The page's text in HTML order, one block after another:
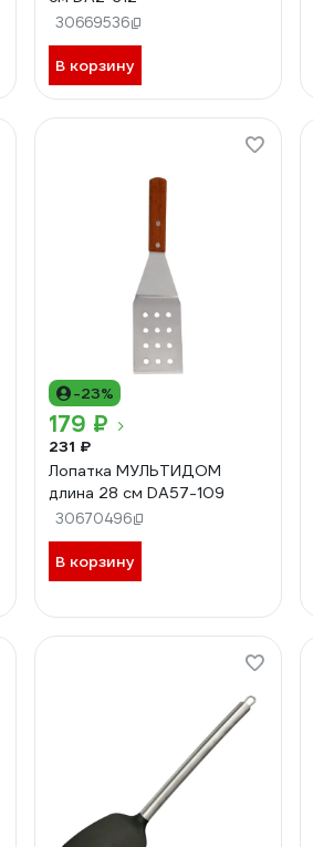
30669536
В корзину
-23%
179 ₽
231 ₽
Лопатка МУЛЬТИДОМ
длина 28 см DA57-109
30670496
В корзину